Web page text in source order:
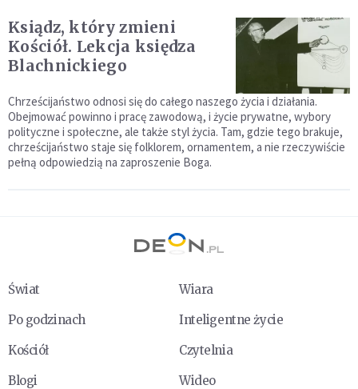
Ksiądz, który zmieni
Kościół. Lekcja księdza
Blachnickiego
Chrześcijaństwo odnosi się do całego naszego życia i działania.
Obejmować powinno i pracę zawodową, i życie prywatne, wybory
polityczne i społeczne, ale także styl życia. Tam, gdzie tego brakuje,
chrześcijaństwo staje się folklorem, ornamentem, a nie rzeczywiście
pełną odpowiedzią na zaproszenie Boga.
Świat
Wiara
Po godzinach
Inteligentne życie
Kościół
Czytelnia
Blogi
Wideo